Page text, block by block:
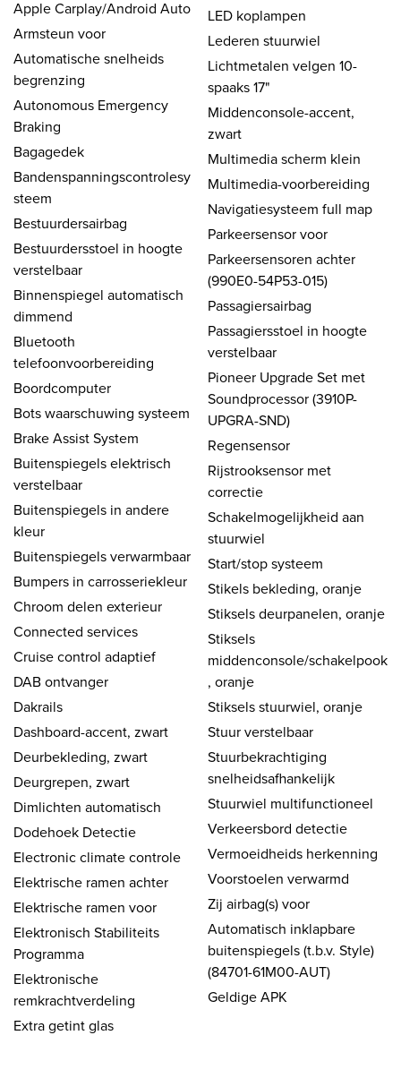
Apple Carplay/Android Auto
Armsteun voor
Automatische snelheids
begrenzing
Autonomous Emergency
Braking
Bagagedek
Bandenspanningscontrolesy
steem
Bestuurdersairbag
Bestuurdersstoel in hoogte
verstelbaar
Binnenspiegel automatisch
dimmend
Bluetooth
telefoonvoorbereiding
Boordcomputer
Bots waarschuwing systeem
Brake Assist System
Buitenspiegels elektrisch
verstelbaar
Buitenspiegels in andere
kleur
Buitenspiegels verwarmbaar
Bumpers in carrosseriekleur
Chroom delen exterieur
Connected services
Cruise control adaptief
DAB ontvanger
Dakrails
Dashboard-accent, zwart
Deurbekleding, zwart
Deurgrepen, zwart
Dimlichten automatisch
Dodehoek Detectie
Electronic climate controle
Elektrische ramen achter
Elektrische ramen voor
Elektronisch Stabiliteits
Programma
Elektronische
remkrachtverdeling
Extra getint glas
LED koplampen
Lederen stuurwiel
Lichtmetalen velgen 10-
spaaks 17"
Middenconsole-accent,
zwart
Multimedia scherm klein
Multimedia-voorbereiding
Navigatiesysteem full map
Parkeersensor voor
Parkeersensoren achter
(990E0-54P53-015)
Passagiersairbag
Passagiersstoel in hoogte
verstelbaar
Pioneer Upgrade Set met
Soundprocessor (3910P-
UPGRA-SND)
Regensensor
Rijstrooksensor met
correctie
Schakelmogelijkheid aan
stuurwiel
Start/stop systeem
Stikels bekleding, oranje
Stiksels deurpanelen, oranje
Stiksels
middenconsole/schakelpook
, oranje
Stiksels stuurwiel, oranje
Stuur verstelbaar
Stuurbekrachtiging
snelheidsafhankelijk
Stuurwiel multifunctioneel
Verkeersbord detectie
Vermoeidheids herkenning
Voorstoelen verwarmd
Zij airbag(s) voor
Automatisch inklapbare
buitenspiegels (t.b.v. Style)
(84701-61M00-AUT)
Geldige APK